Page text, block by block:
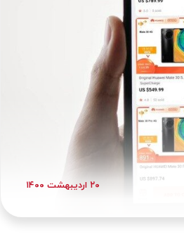
۲۰ اردیبهشت ۱۴۰۰